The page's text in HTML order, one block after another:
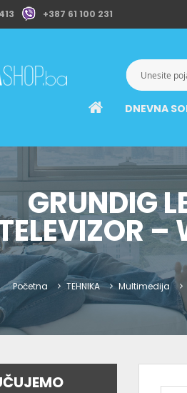
+387 61 100 231
DNEVNA
GRUNDIG
–
Početna TEHNIKA Multimedija